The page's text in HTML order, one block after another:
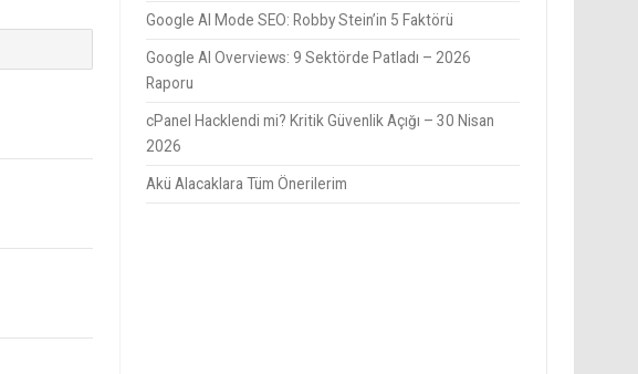
Google AI Mode SEO: Robby Stein’in 5 Faktörü
Google AI Overviews: 9 Sektörde Patladı – 2026
Raporu
cPanel Hacklendi mi? Kritik Güvenlik Açığı – 30 Nisan
2026
Akü Alacaklara Tüm Önerilerim